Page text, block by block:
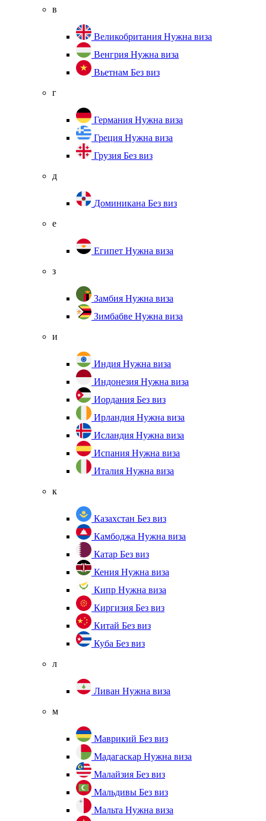
в
Великобритания Нужна виза
Венгрия Нужна виза
Вьетнам Без виз
г
Германия Нужна виза
Греция Нужна виза
Грузия Без виз
д
Доминикана Без виз
е
Египет Нужна виза
з
Замбия Нужна виза
Зимбабве Нужна виза
и
Индия Нужна виза
Индонезия Нужна виза
Иордания Без виз
Ирландия Нужна виза
Исландия Нужна виза
Испания Нужна виза
Италия Нужна виза
к
Казахстан Без виз
Камбоджа Нужна виза
Катар Без виз
Кения Нужна виза
Кипр Нужна виза
Киргизия Без виз
Китай Без виз
Куба Без виз
л
Ливан Нужна виза
м
Маврикий Без виз
Мадагаскар Нужна виза
Малайзия Без виз
Мальдивы Без виз
Мальта Нужна виза